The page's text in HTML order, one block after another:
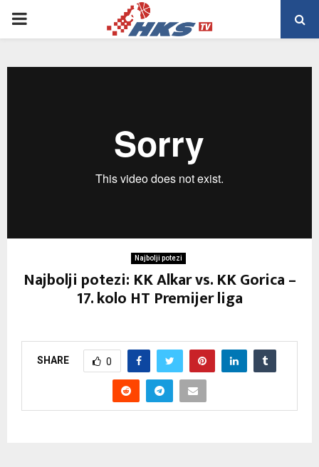
PRIMARY
Najbolji potezi
Najbolji potezi: KK Alkar vs. KK Gorica –
17. kolo HT Premijer liga
SHARE 0